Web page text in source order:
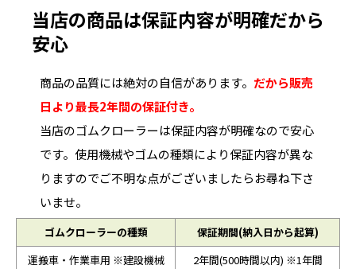
当店の商品は保証内容が明確だから
安心
商品の品質には絶対の自信があります。 だから販売
日より最長2年間の保証付き。
当店のゴムクローラーは保証内容が明確なので安心
です。使用機械やゴムの種類により保証内容が異な
りますのでご不明な点がございましたらお尋ね下さ
いませ。
ゴムクローラーの種類
保証期間(納入日から起算)
運搬車・作業車用 ※建設機械
2年間(500時間以内) ※1年間